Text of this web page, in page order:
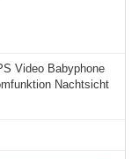
Video Babyphone
Nachtsicht